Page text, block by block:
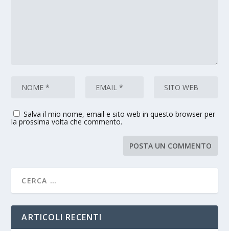
Salva il mio nome, email e sito web in questo browser per
la prossima volta che commento.
ARTICOLI RECENTI